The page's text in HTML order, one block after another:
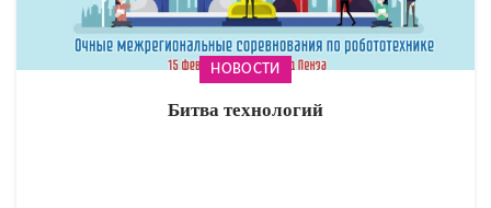
НОВОСТИ
Битва технологий